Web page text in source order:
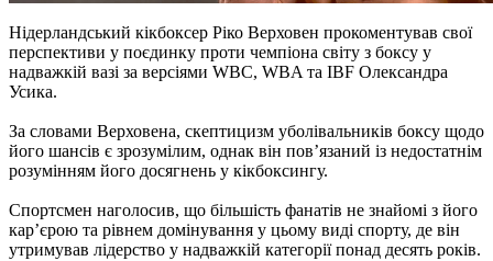
Нідерландський кікбоксер Ріко Верховен прокоментував свої
перспективи у поєдинку проти чемпіона світу з боксу у
надважкій вазі за версіями WBC, WBA та IBF Олександра
Усика.
За словами Верховена, скептицизм уболівальників боксу щодо
його шансів є зрозумілим, однак він пов’язаний із недостатнім
розумінням його досягнень у кікбоксингу.
Спортсмен наголосив, що більшість фанатів не знайомі з його
кар’єрою та рівнем домінування у цьому виді спорту, де він
утримував лідерство у надважкій категорії понад десять років.